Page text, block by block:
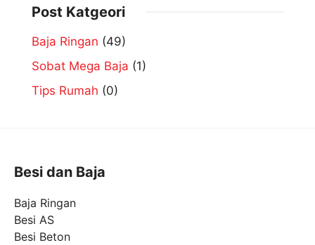
Post Katgeori
Baja Ringan (49)
Sobat Mega Baja (1)
Tips Rumah (0)
Besi dan Baja
Baja Ringan
Besi AS
Besi Beton